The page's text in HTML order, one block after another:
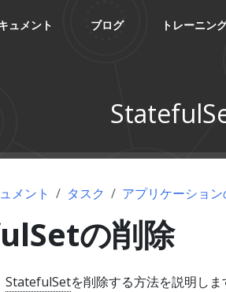
ュメント ブログ トレーニン
メント タスク アプリケーショ
の削除
StatefulSetを削除する方法を説明しま